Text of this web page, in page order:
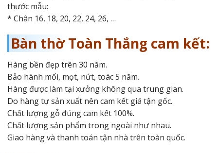
thước mẫu:
* Chân 16, 18, 20, 22, 24, 26, …
Bàn thờ Toàn Thắng cam kết:
Hàng bền đẹp trên 30 năm.
Bảo hành mối, mọt, nứt, toác 5 năm.
Hàng được làm tại xưởng không qua trung gian.
Do hàng tự sản xuất nên cam kết giá tận gốc.
Chất lượng gỗ đúng cam kết 100%.
Chất lượng sản phẩm trong ngoài như nhau.
Giao hàng và thanh toán tận nhà trên toàn quốc.